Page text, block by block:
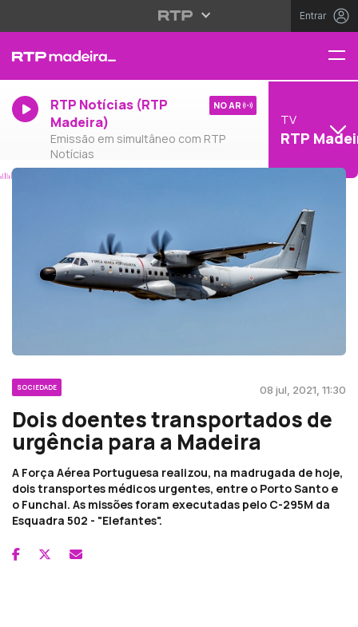
Entrar
RTP Notícias (RTP
Madeira)
Emissão em simultâneo com RTP
Notícias
NO AR
TV
RTP
SOCIEDADE 08 jul, 2021, 11:30
Dois doentes transportados de
urgência para a Madeira
A Força Aérea Portuguesa realizou, na madrugada de hoje,
dois transportes médicos urgentes, entre o Porto Santo e
o Funchal. As missões foram executadas pelo C-295M da
Esquadra 502 - "Elefantes".